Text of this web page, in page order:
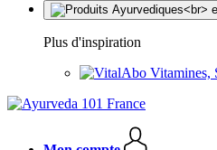
Plus d'inspiration
Vitamines,